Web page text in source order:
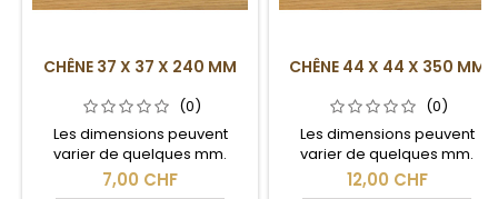
CHÊNE 37 X 37 X 240 MM
(0)
Les dimensions peuvent
varier de quelques mm.
Section brute.
7,00 CHF
CHÊNE 44 X 44 X 350 MM
(0)
Les dimensions peuvent
varier de quelques mm.
Section brute.
12,00 CHF